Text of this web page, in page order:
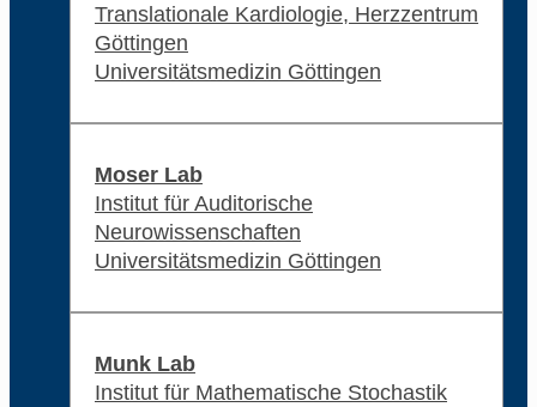
Translationale Kardiologie, Herzzentrum
Göttingen
Universitätsmedizin Göttingen
Moser Lab
Institut für Auditorische
Neurowissenschaften
Universitätsmedizin Göttingen
Munk Lab
Institut für Mathematische Stochastik